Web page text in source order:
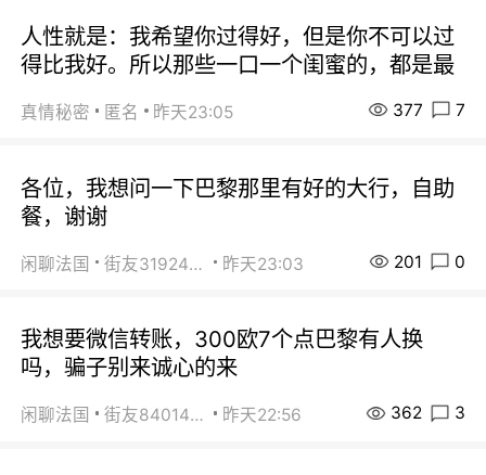
人性就是：我希望你过得好，但是你不可以过
得比我好。所以那些一口一个闺蜜的，都是最
真情秘密 匿名 昨天23:05 377 7
各位，我想问一下巴黎那里有好的大行，自助
餐，谢谢
闲聊法国 街友31924072 昨天23:03 201 0
我想要微信转账，300欧7个点巴黎有人换
吗，骗子别来诚心的来
闲聊法国 街友84014588 昨天22:56 362 3